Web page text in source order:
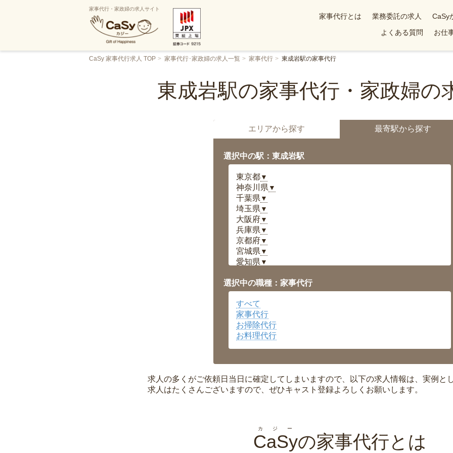
家事代行・家政婦の求人サイト
家事代行とは 業務委託の求人 CaSy
よくある質問
お仕
CaSy 家事代行求人 TOP 家事代行･家政婦の求人一覧 家事代行 東成岩駅の家事代行
東成岩駅の家事代行・家政婦の
エリアから探す 最寄駅から探す
選択中の駅：東成岩駅
東京都▼
神奈川県 ▼
千葉県 ▼
埼玉県 ▼
大阪府▼
兵庫県 ▼
京都府▼
宮城県 ▼
愛知県 ▼
岡山県▼
広島県▼
沖縄県
選択中の職種：家事代行
すべて
家事代行
お掃除代行
お料理代行
求人の多くがご依頼日当日に確定してしまいますので、以下の求人情報は、実例と
求人はたくさんございますので、ぜひキャスト登録よろしくお願いします。
CaSy
カジー
の家事代行とは